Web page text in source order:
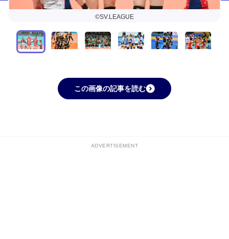
©SV.LEAGUE
この画像の記事を読む
ADVERTISEMENT